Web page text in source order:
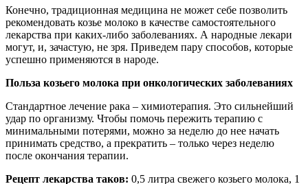
Конечно, традиционная медицина не может себе позволить
рекомендовать козье молоко в качестве самостоятельного
лекарства при каких-либо заболеваниях. А народные лекари
могут, и, зачастую, не зря. Приведем пару способов, которые
успешно применяются в народе.
Польза козьего молока при онкологических заболеваниях
Стандартное лечение рака – химиотерапия. Это сильнейший
удар по организму. Чтобы помочь пережить терапию с
минимальными потерями, можно за неделю до нее начать
принимать средство, а прекратить – только через неделю
после окончания терапии.
Рецепт лекарства таков: 0,5 литра свежего козьего молока, 1